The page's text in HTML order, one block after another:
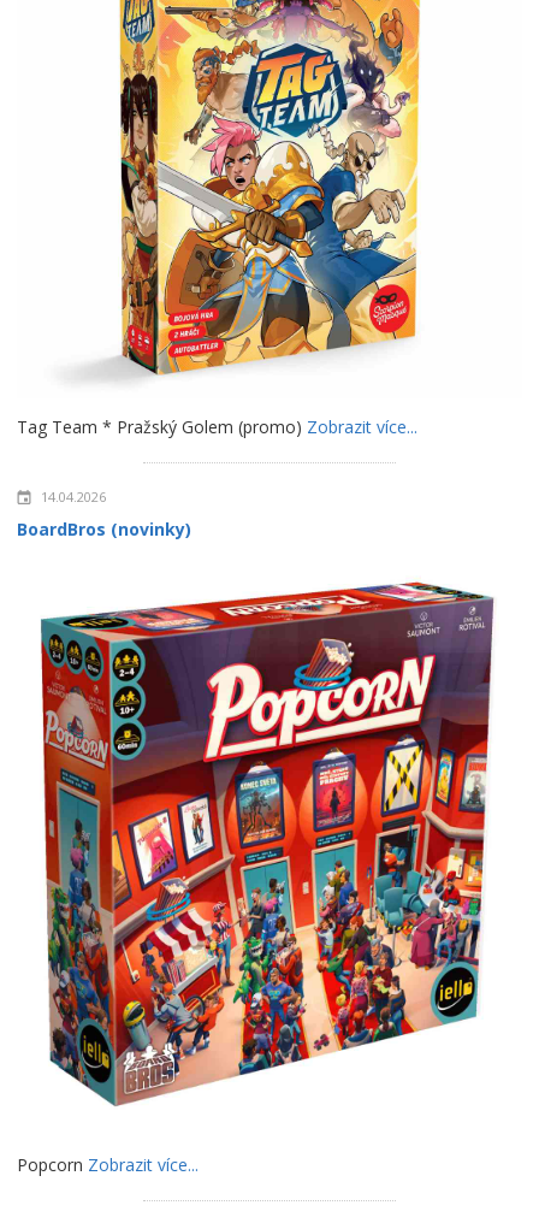
Tag Team * Pražský Golem (promo) Zobrazit více...
14.04.2026
BoardBros (novinky)
Popcorn Zobrazit více...